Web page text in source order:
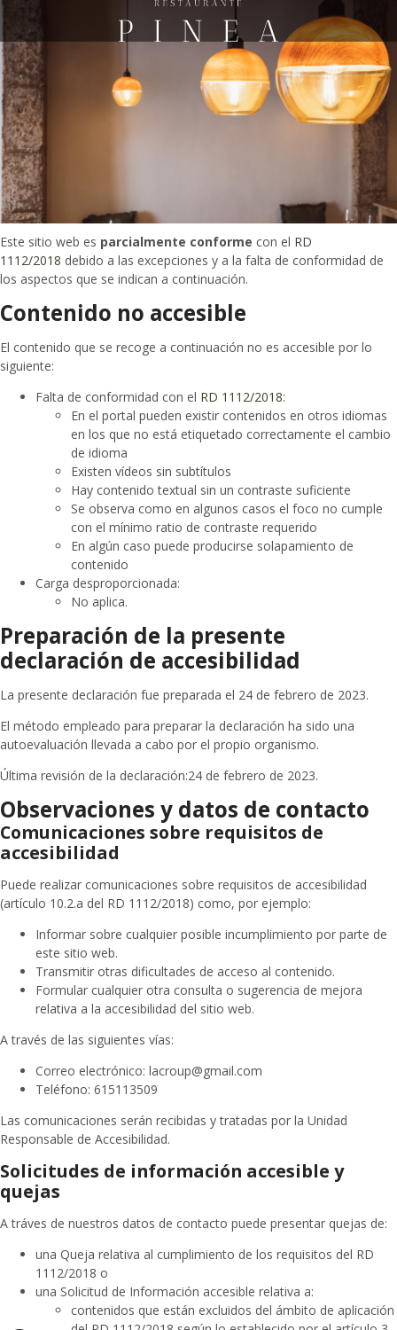
Declaración de accesibilidad
Elisabet Navarro Peña se ha comprometido a hacer su sitio web, de
conformidad con el
Real Decreto 1112/2018, de 7 de septiembre,
sobre accesibilidad de los sitios web y aplicaciones para dispositivos
móviles del sector público.
Este sitio web es parcialmente conforme con el RD
1112/2018 debido a las excepciones y a la falta de conformidad de
los aspectos que se indican a continuación.
Contenido no accesible
El contenido que se recoge a continuación no es accesible por lo
siguiente:
Falta de conformidad con el RD 1112/2018:
En el portal pueden existir contenidos en otros idiomas
en los que no está etiquetado correctamente el cambio
de idioma
Existen vídeos sin subtítulos
Hay contenido textual sin un contraste suficiente
Se observa como en algunos casos el foco no cumple
con el mínimo ratio de contraste requerido
En algún caso puede producirse solapamiento de
contenido
Carga desproporcionada:
No aplica.
Preparación de la presente
declaración de accesibilidad
La presente declaración fue preparada el 24 de febrero de 2023.
El método empleado para preparar la declaración ha sido una
autoevaluación llevada a cabo por el propio organismo.
Última revisión de la declaración:24 de febrero de 2023.
Observaciones y datos de contacto
Comunicaciones sobre requisitos de
accesibilidad
Puede realizar comunicaciones sobre requisitos de accesibilidad
(artículo 10.2.a del RD 1112/2018) como, por ejemplo:
Informar sobre cualquier posible incumplimiento por parte de
este sitio web.
Transmitir otras dificultades de acceso al contenido.
Formular cualquier otra consulta o sugerencia de mejora
relativa a la accesibilidad del sitio web.
A través de las siguientes vías:
Correo electrónico: lacroup@gmail.com
Teléfono: 615113509
Las comunicaciones serán recibidas y tratadas por la Unidad
Responsable de Accesibilidad.
Solicitudes de información accesible y
quejas
A tráves de nuestros datos de contacto puede presentar quejas de:
una Queja relativa al cumplimiento de los requisitos del RD
1112/2018 o
una Solicitud de Información accesible relativa a:
contenidos que están excluidos del ámbito de aplicación